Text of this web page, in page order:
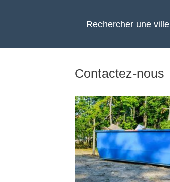
Rechercher une ville
Contactez-nous